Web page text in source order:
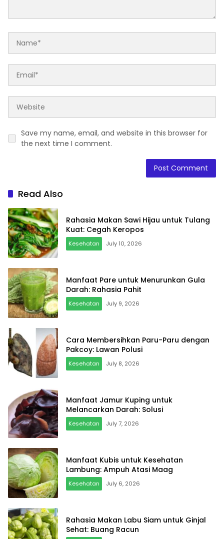
Save my name, email, and website in this browser for
the next time I comment.
Read Also
Rahasia Makan Sawi Hijau untuk Tulang
Kuat: Cegah Keropos
Kesehatan July 10, 2026
Manfaat Pare untuk Menurunkan Gula
Darah: Rahasia Pahit
Kesehatan July 9, 2026
Cara Membersihkan Paru-Paru dengan
Pakcoy: Lawan Polusi
Kesehatan July 8, 2026
Manfaat Jamur Kuping untuk
Melancarkan Darah: Solusi
Kesehatan July 7, 2026
Manfaat Kubis untuk Kesehatan
Lambung: Ampuh Atasi Maag
Kesehatan July 6, 2026
Rahasia Makan Labu Siam untuk Ginjal
Sehat: Buang Racun